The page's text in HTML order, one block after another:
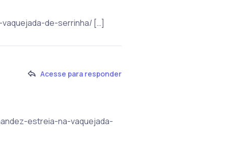
de-serrinha/ […]
Acesse para responder
estreia-na-vaquejada-